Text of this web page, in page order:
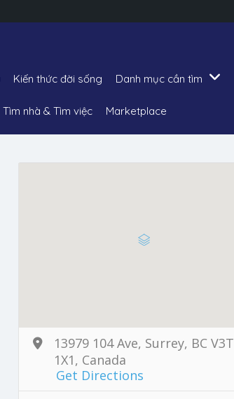
Kiến thức đời sống Danh mục cần tìm
Tìm nhà & Tìm việc Marketplace
13979 104 Ave, Surrey, BC V3T
1X1, Canada
Get Directions